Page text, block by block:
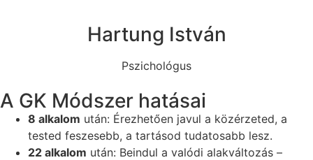
Hartung István
Pszichológus
A GK Módszer hatásai
8 alkalom után: Érezhetően javul a közérzeted, a
tested feszesebb, a tartásod tudatosabb lesz.
22 alkalom után: Beindul a valódi alakváltozás –